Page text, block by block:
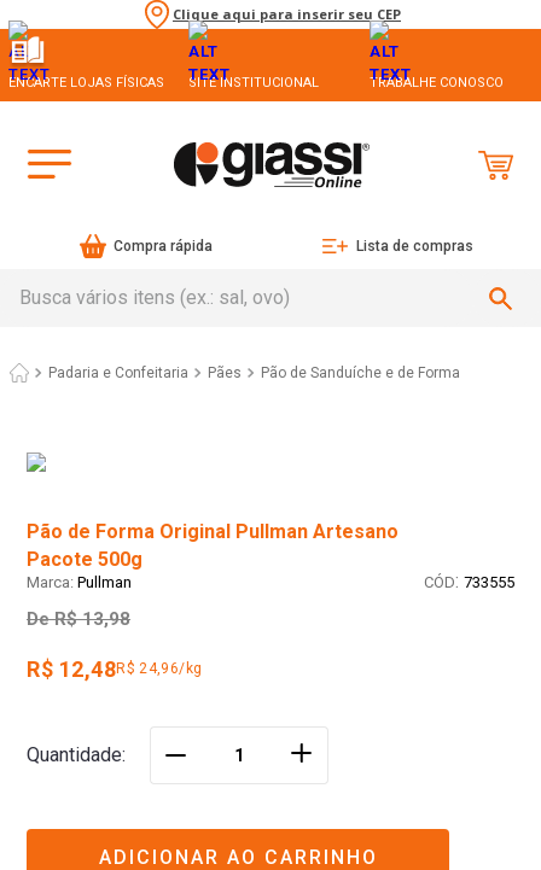
Clique aqui para inserir seu CEP
ENCARTE LOJAS FÍSICAS SITE INSTITUCIONAL TRABALHE CONOSCO
Compra rápida Lista de compras
Padaria e Confeitaria Pães Pão de Sanduíche e de Forma
Pão de Forma Original Pullman Artesano
Pacote 500g
Pullman : 733555
De R$ 13,98
R$ 12,48R$ 24,96/kg
Quantidade ＋
ADICIONAR AO CARRINHO